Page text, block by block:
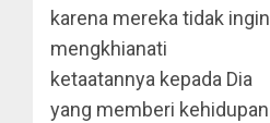
karena mereka tidak ingin
mengkhianati
ketaatannya kepada Dia
yang memberi kehidupan